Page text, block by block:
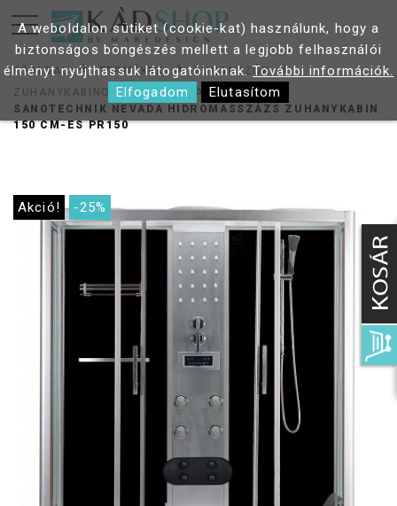
FŐOLDAL TERMÉKEK
ZUHANYZÓK
ZUHANYKABINOK
HIDROKABINOK
SANOTECHNIK NEVADA HIDROMASSZÁZS ZUHANYKABIN
150 CM-ES PR150
Akció! -25%
A weboldalon sütiket (cookie-kat) használunk, hogy a
biztonságos böngészés mellett a legjobb felhasználói
élményt nyújthassuk látogatóinknak.További információk.
Elfogadom
Elutasítom